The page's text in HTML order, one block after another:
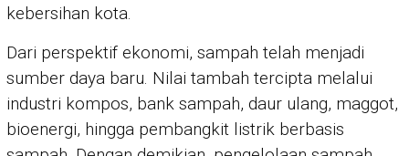
kebersihan kota.
Dari perspektif ekonomi, sampah telah menjadi
sumber daya baru. Nilai tambah tercipta melalui
industri kompos, bank sampah, daur ulang, maggot,
bioenergi, hingga pembangkit listrik berbasis